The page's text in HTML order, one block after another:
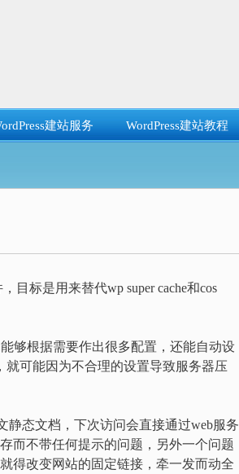
建站服务 WordPress建站教程
目标是用来替代wp super cache和cos
能够根据需要作出很多配置，还能自动设
可能因为不合理的设置导致服务器压
静态文档，下次访问会直接通过web服务
而不带任何提示的问题，另外一个问题
得改变网站的固定链接，牵一发而动全